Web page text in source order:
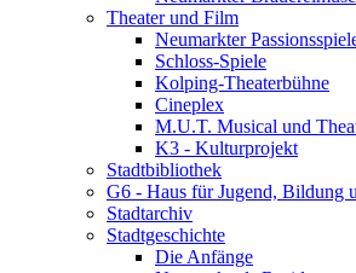
Theater und Film
Neumarkter
Schloss-Spiele
Kolping-Theaterbühne
Cineplex
M.U.T. Musical und
K3 - Kulturprojekt
Stadtbibliothek
G6 - Haus für Jugend, Bildung
Stadtarchiv
Stadtgeschichte
Die Anfänge